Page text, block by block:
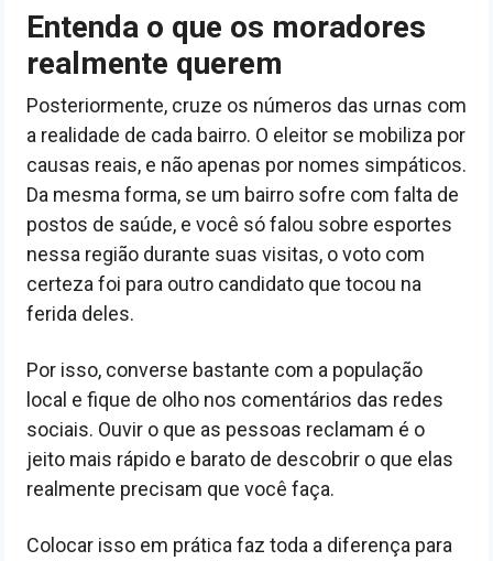
Entenda o que os moradores
realmente querem
Posteriormente, cruze os números das urnas com
a realidade de cada bairro. O eleitor se mobiliza por
causas reais, e não apenas por nomes simpáticos.
Da mesma forma, se um bairro sofre com falta de
postos de saúde, e você só falou sobre esportes
nessa região durante suas visitas, o voto com
certeza foi para outro candidato que tocou na
ferida deles.
Por isso, converse bastante com a população
local e fique de olho nos comentários das redes
sociais. Ouvir o que as pessoas reclamam é o
jeito mais rápido e barato de descobrir o que elas
realmente precisam que você faça.
Colocar isso em prática faz toda a diferença para